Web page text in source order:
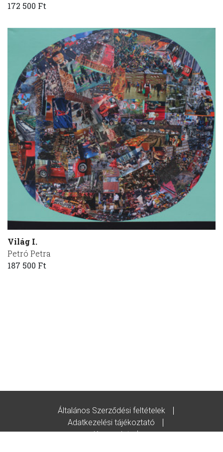
172 500 Ft
Világ I.
Petró Petra
187 500 Ft
Általános Szerződési feltételek
Adatkezelési tájékoztató
Kapcsolat